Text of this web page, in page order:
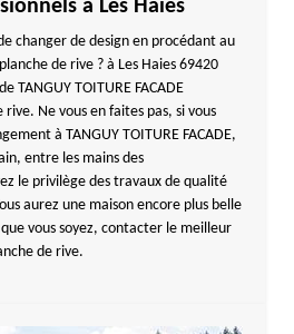
à Les Haies
changer de design en procédant au
de rive ? à Les Haies 69420
TANGUY TOITURE FACADE
Ne vous en faites pas, si vous
à TANGUY TOITURE FACADE,
entre les mains des
le privilège des travaux de qualité
aurez une maison encore plus belle
vous soyez, contacter le meilleur
de rive.